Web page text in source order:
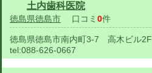
土内歯科医院
徳島県徳島市 口コミ 0件
徳島県徳島市南内町3-7 高木ビル2F
tel:088-626-0667